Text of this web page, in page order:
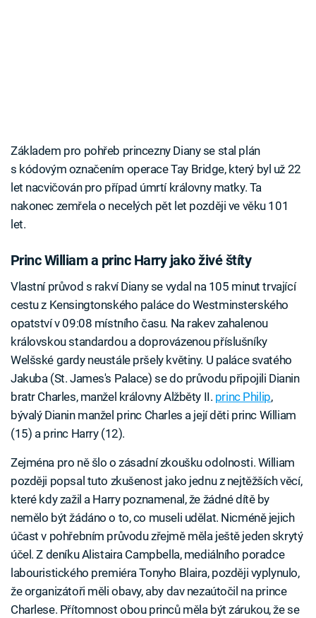
Základem pro pohřeb princezny Diany se stal plán
s kódovým označením operace Tay Bridge, který byl už 22
let nacvičován pro případ úmrtí královny matky. Ta
nakonec zemřela o necelých pět let později ve věku 101
let.
Princ William a princ Harry jako živé štíty
Vlastní průvod s rakví Diany se vydal na 105 minut trvající
cestu z Kensingtonského paláce do Westminsterského
opatství v 09:08 místního času. Na rakev zahalenou
královskou standardou a doprovázenou příslušníky
Welšské gardy neustále pršely květiny. U paláce svatého
Jakuba (St. James's Palace) se do průvodu připojili Dianin
bratr Charles, manžel královny Alžběty II. princ Philip,
bývalý Dianin manžel princ Charles a její děti princ William
(15) a princ Harry (12).
Zejména pro ně šlo o zásadní zkoušku odolnosti. William
později popsal tuto zkušenost jako jednu z nejtěžších věcí,
které kdy zažil a Harry poznamenal, že žádné dítě by
nemělo být žádáno o to, co museli udělat. Nicméně jejich
účast v pohřebním průvodu zřejmě měla ještě jeden skrytý
účel. Z deníku Alistaira Campbella, mediálního poradce
labouristického premiéra Tonyho Blaira, později vyplynulo,
že organizátoři měli obavy, aby dav nezaútočil na prince
Charlese. Přítomnost obou princů měla být zárukou, že se